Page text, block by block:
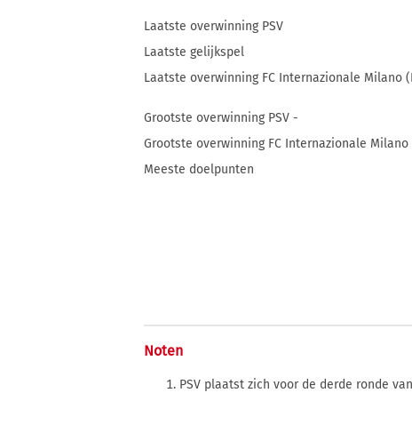
Laatste overwinning PSV
Laatste gelijkspel
Laatste overwinning FC Internazionale Milano
Grootste overwinning PSV -
Grootste overwinning FC Internazionale Milano
Meeste doelpunten
Noten
PSV plaatst zich voor de derde ronde van